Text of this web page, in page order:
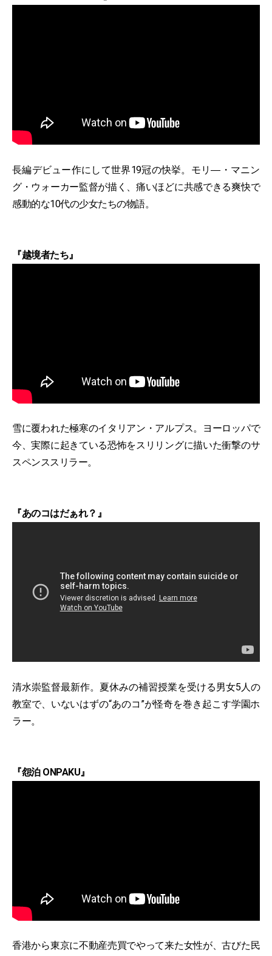
長編デビュー作にして世界19冠の快挙。モリ―・マニン
グ・ウォーカー監督が描く、痛いほどに共感できる爽快で
感動的な10代の少女たちの物語。
『越境者たち』
雪に覆われた極寒のイタリアン・アルプス。ヨーロッパで
今、実際に起きている恐怖をスリリングに描いた衝撃のサ
スペンススリラー。
『あのコはだぁれ？』
清水崇監督最新作。夏休みの補習授業を受ける男女5人の
教室で、いないはずの“あのコ”が怪奇を巻き起こす学園ホ
ラー。
『怨泊 ONPAKU』
香港から東京に不動産売買でやって来た女性が、古びた民